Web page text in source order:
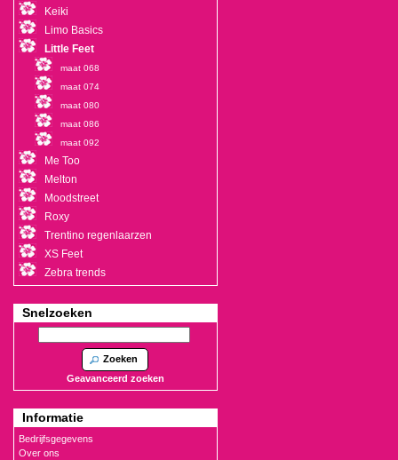
Keiki
Limo Basics
Little Feet
maat 068
maat 074
maat 080
maat 086
maat 092
Me Too
Melton
Moodstreet
Roxy
Trentino regenlaarzen
XS Feet
Zebra trends
Snelzoeken
Zoeken
Geavanceerd zoeken
Informatie
Bedrijfsgegevens
Over ons